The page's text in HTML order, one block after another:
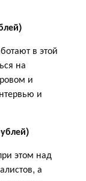
в этой
на
и
и
этом над
а